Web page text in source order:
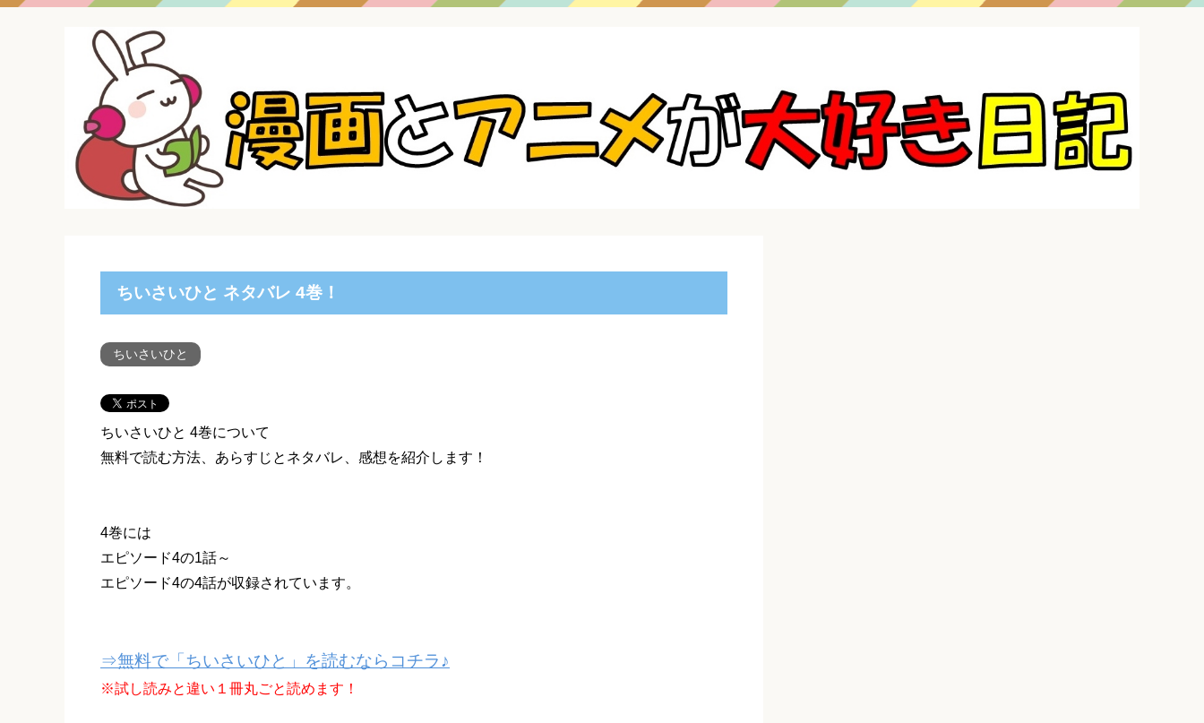
ちいさいひと ネタバレ 4巻！
ちいさいひと
ちいさいひと 4巻について
無料で読む方法、あらすじとネタバレ、感想を紹介します！
4巻には
エピソード4の1話～
エピソード4の4話が収録されています。
⇒無料で「ちいさいひと」を読むならコチラ♪
※試し読みと違い１冊丸ごと読めます！